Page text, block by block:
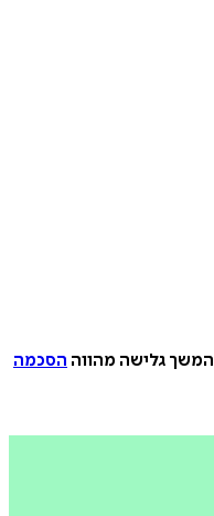
המשך גלישה מהווה הסכמה